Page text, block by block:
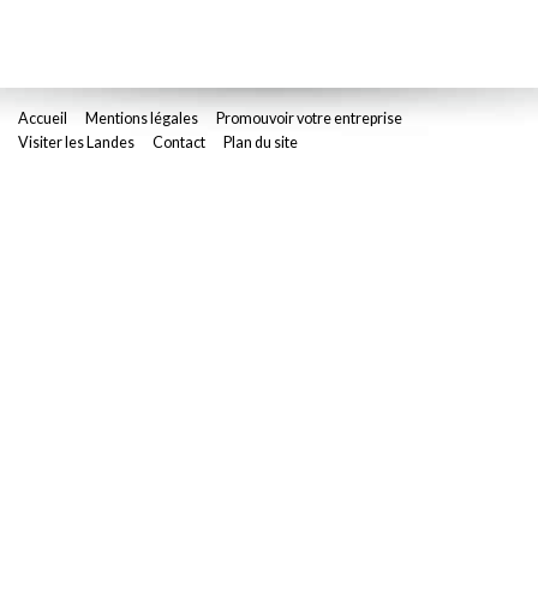
Accueil Mentions légales
Promouvoir votre entreprise
Visiter les Landes
Contact Plan du site